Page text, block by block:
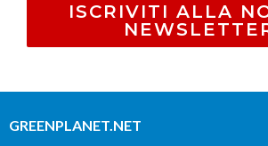
ISCRIVITI ALLA
GREENPLANET.NET